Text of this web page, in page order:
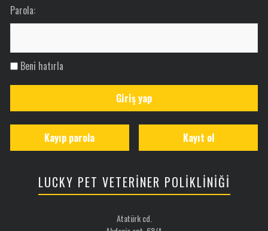
Parola:
Beni hatırla
Giriş yap
Kayıt ol
Kayıp parola
LUCKY PET VETERİNER POLİKLİNİĞİ
Atatürk cd.